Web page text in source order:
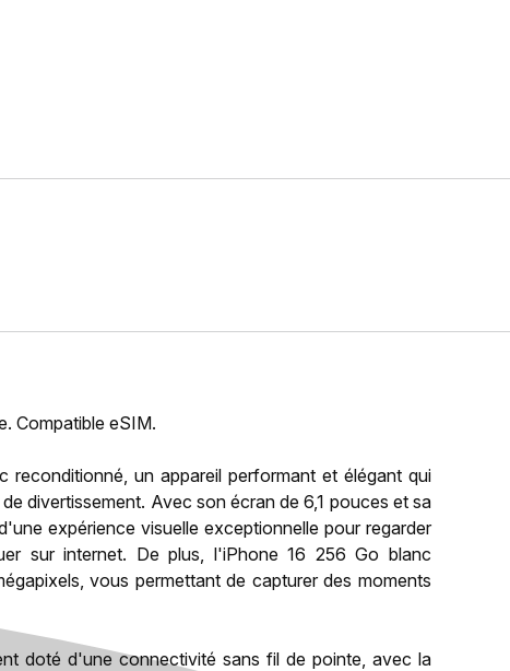
Compatible eSIM.
un appareil performant et élégant qui
divertissement. Avec son écran de 6,1 pouces et sa
expérience visuelle exceptionnelle pour regarder
sur internet. De plus, l'iPhone 16 256 Go blanc
vous permettant de capturer des moments
doté d'une connectivité sans fil de pointe, avec la